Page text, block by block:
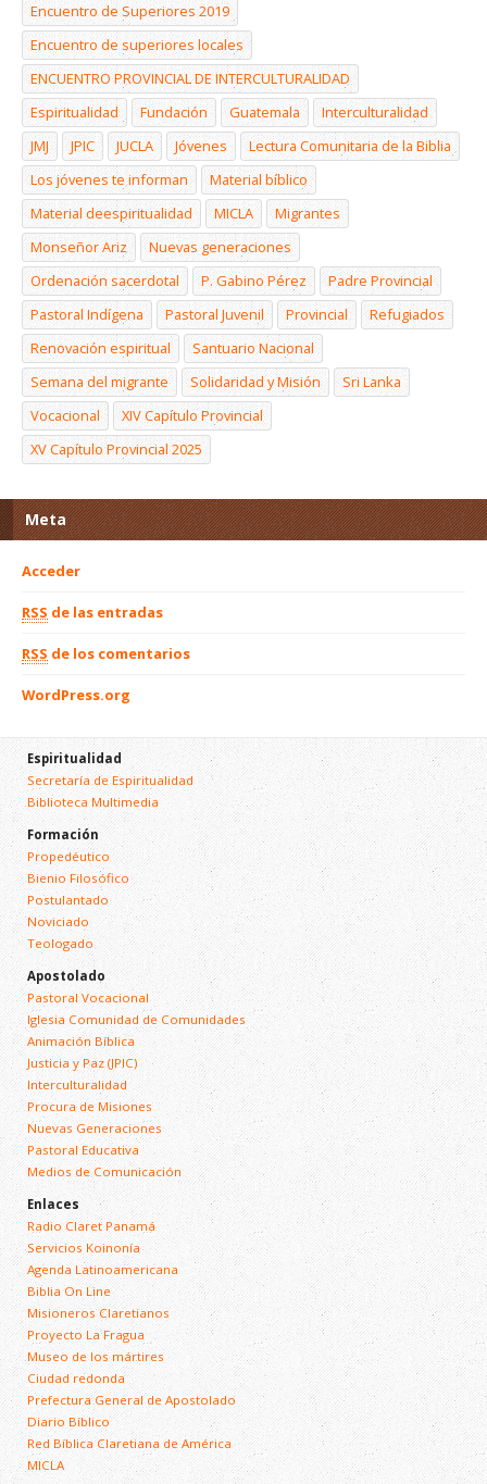
Encuentro de Superiores 2019
Encuentro de superiores locales
ENCUENTRO PROVINCIAL DE INTERCULTURALIDAD
Espiritualidad
Fundación Guatemala
Interculturalidad
JMJ
JPIC JUCLA Jóvenes
Lectura Comunitaria de la Biblia
Los jóvenes te informan
Material bíblico
Material deespiritualidad
MICLA
Migrantes
Monseñor Ariz
Nuevas generaciones
Ordenación sacerdotal
P. Gabino Pérez
Padre Provincial
Pastoral Indígena
Pastoral Juvenil Provincial
Refugiados
Renovación espiritual
Santuario Nacional
Semana del migrante
Solidaridad y Misión
Sri Lanka
Vocacional
XIV Capítulo Provincial
XV Capítulo Provincial 2025
Meta
Acceder
RSS de las entradas
RSS de los comentarios
WordPress.org
Espiritualidad
Secretaría de Espiritualidad
Biblioteca Multimedia
Formación
Propedéutico
Bienio Filosófico
Postulantado
Noviciado
Teologado
Apostolado
Pastoral Vocacional
Iglesia Comunidad de Comunidades
Animación Bíblica
Justicia y Paz (JPIC)
Interculturalidad
Procura de Misiones
Nuevas Generaciones
Pastoral Educativa
Medios de Comunicación
Enlaces
Radio Claret Panamá
Servicios Koinonía
Agenda Latinoamericana
Biblia On Line
Misioneros Claretianos
Proyecto La Fragua
Museo de los mártires
Ciudad redonda
Prefectura General de Apostolado
Diario Bíblico
Red Bíblica Claretiana de América
MICLA